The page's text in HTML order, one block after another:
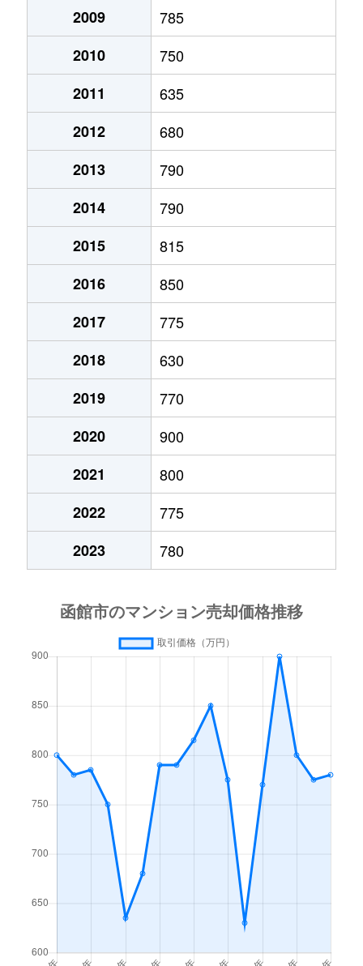
富岡町
1,700万円
富岡町
590万円
1,700万円
深堀町
1,400万円
深堀町
480万円
船見町
2,000万円
弁天町
780万円
1,200万円
750万円
430万円
宮前町
170万円
宮前町
180万円
2,200万円
梁川町
2,200万円
梁川町
2,300万円
五稜郭公園前
3,500万円 函館
湯川町
函館
湯川町
函館
1,700万円 湯の川
530万円 湯の川
520万円 湯の川
湯川町
1,300万円
湯川町
790万円 湯の川 徒歩6
2009
785
2010
750
2011
635
2012
680
2013
790
2014
790
2015
815
2016
850
2017
775
2018
630
2019
770
2020
900
2021
800
2022
775
2023
780